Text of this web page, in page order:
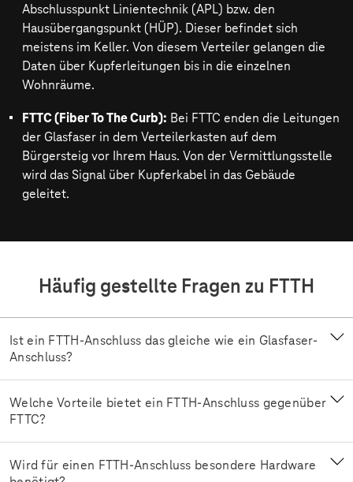
Abschlusspunkt Linientechnik (APL) bzw. den
Hausübergangspunkt (HÜP). Dieser befindet sich
meistens im Keller. Von diesem Verteiler gelangen die
Daten über Kupferleitungen bis in die einzelnen
Wohnräume.
FTTC (Fiber To The Curb): Bei FTTC enden die Leitungen
der Glasfaser in dem Verteilerkasten auf dem
Bürgersteig vor Ihrem Haus. Von der Vermittlungsstelle
wird das Signal über Kupferkabel in das Gebäude
geleitet.
Häufig gestellte Fragen zu FTTH
Ist ein FTTH-Anschluss das gleiche wie ein Glasfaser-
Anschluss?
Welche Vorteile bietet ein FTTH-Anschluss gegenüber
FTTC?
Wird für einen FTTH-Anschluss besondere Hardware